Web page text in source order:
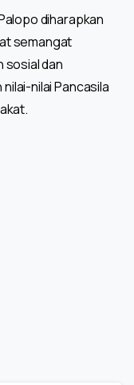
diharapkan
semangat
sosial dan
nilai Pancasila